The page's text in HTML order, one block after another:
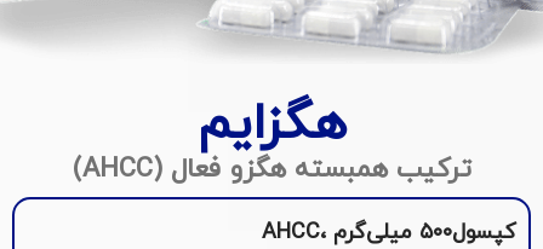
هگزایم
ترکیب همبسته هگزو فعال (AHCC)
AHCC، کپسول۵۰۰ میلی‌گرم